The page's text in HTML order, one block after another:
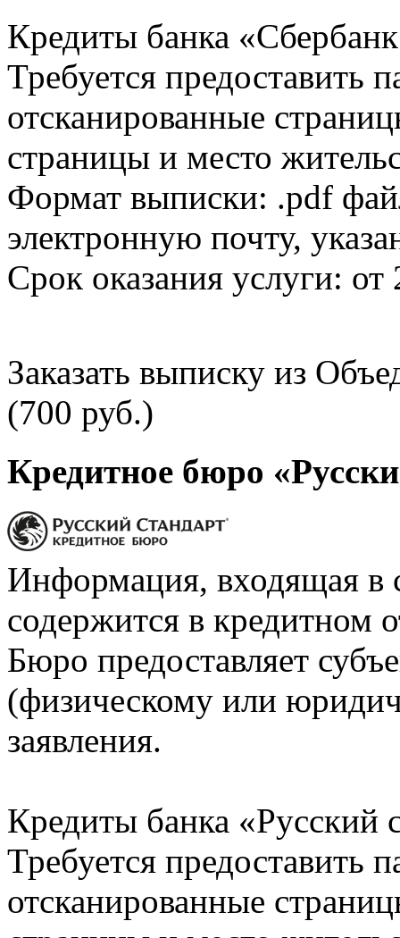
Кредиты банка
Требуется предоставить
отсканированные
страницы и место
Формат выписки: .pdf
электронную почту,
Срок оказания услуги: от
Заказать выписку из
(700 руб.)
Кредитное бюро
Информация, входящая в
содержится в кредитном
Бюро предоставляет
(физическому или
заявления.
Кредиты банка «Русский
Требуется предоставить
отсканированные